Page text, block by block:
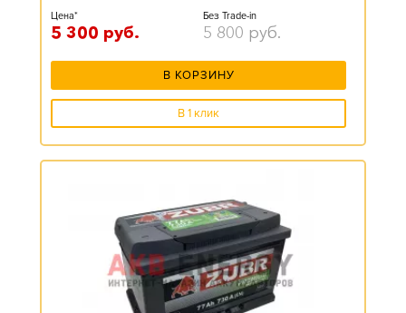
Цена*
5 300 руб.
Без Trade-in
5 800 руб.
В КОРЗИНУ
В 1 клик